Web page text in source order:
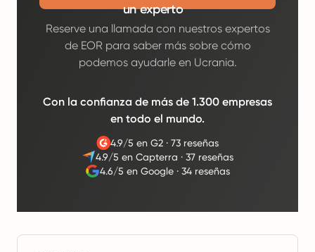
un experto
Reserve una llamada con nuestros expertos
de EOR para saber más sobre cómo
podemos ayudarle en Ucrania.
Con la confianza de más de 1.300 empresas
en todo el mundo.
4.9/5 en G2 ·73 reseñas
4.9/5 en Capterra ·37 reseñas
4.6/5 en Google· 34 reseñas